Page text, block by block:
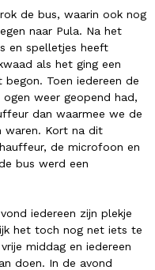
de bus, waarin ook nog
naar Pula. Na het
en spelletjes heeft
als het ging een
Toen iedereen de
weer geopend had,
dan waarmee we de
waren. Kort na dit
de microfoon en
bus werd een
iedereen zijn plekje
het toch nog net iets te
middag en iedereen
doen. In de avond